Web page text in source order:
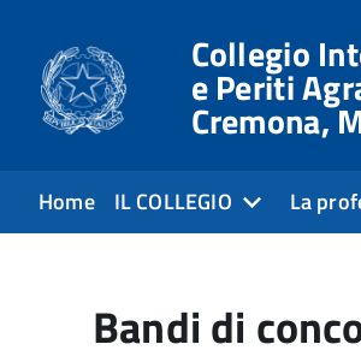
Collegio
e Periti
Cremona,
Home IL COLLEGIO La
Bandi di